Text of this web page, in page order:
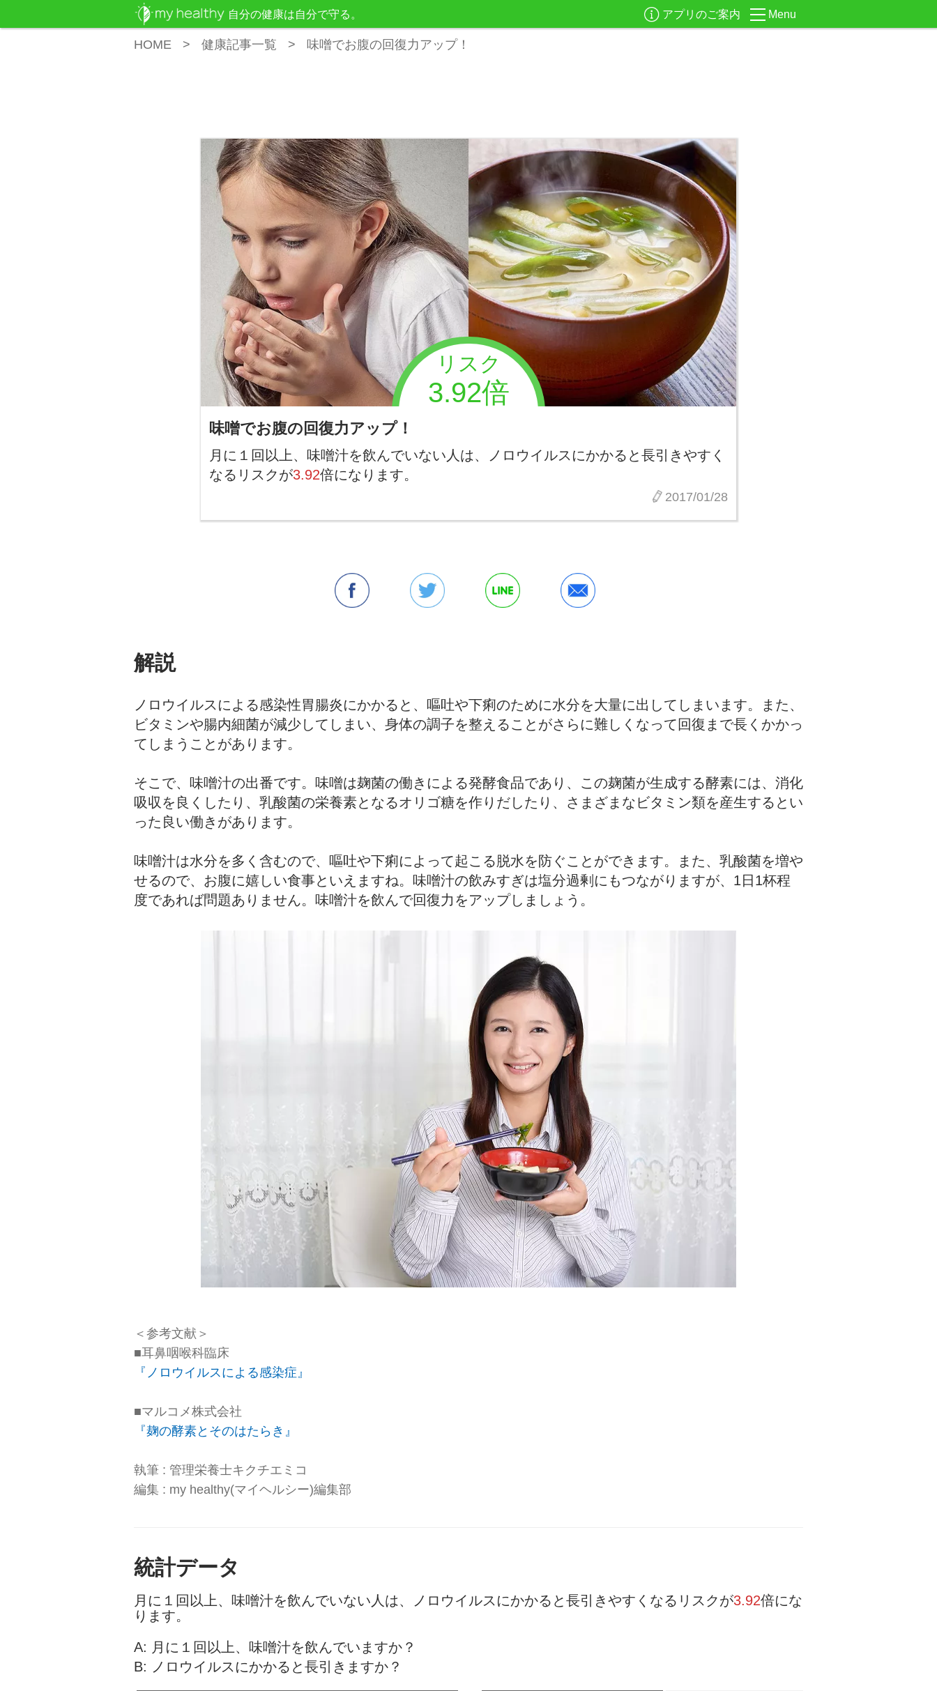
HOME 健康記事一覧 味噌でお腹の回復力アップ！
リスク
3.92倍
味噌でお腹の回復力アップ！
月に１回以上、味噌汁を飲んでいない人は、ノロウイルスにかかると長引きやすく
なるリスクが3.92倍になります。
2017/01/28
解説
ノロウイルスによる感染性胃腸炎にかかると、嘔吐や下痢のために水分を大量に出してしまいます。また、
ビタミンや腸内細菌が減少してしまい、身体の調子を整えることがさらに難しくなって回復まで長くかかっ
てしまうことがあります。
そこで、味噌汁の出番です。味噌は麹菌の働きによる発酵食品であり、この麹菌が生成する酵素には、消化
吸収を良くしたり、乳酸菌の栄養素となるオリゴ糖を作りだしたり、さまざまなビタミン類を産生するとい
った良い働きがあります。
味噌汁は水分を多く含むので、嘔吐や下痢によって起こる脱水を防ぐことができます。また、乳酸菌を増や
せるので、お腹に嬉しい食事といえますね。味噌汁の飲みすぎは塩分過剰にもつながりますが、1日1杯程
度であれば問題ありません。味噌汁を飲んで回復力をアップしましょう。
＜参考文献＞
■耳鼻咽喉科臨床
『ノロウイルスによる感染症』
■マルコメ株式会社
『麹の酵素とそのはたらき』
執筆 : 管理栄養士キクチエミコ
編集 : my healthy(マイヘルシー)編集部
統計データ
月に１回以上、味噌汁を飲んでいない人は、ノロウイルスにかかると長引きやすくなるリスクが3.92倍にな
ります。
A: 月に１回以上、味噌汁を飲んでいますか？
B: ノロウイルスにかかると長引きますか？
自分の健康は自分で守る。 アプリのご案内 Menu